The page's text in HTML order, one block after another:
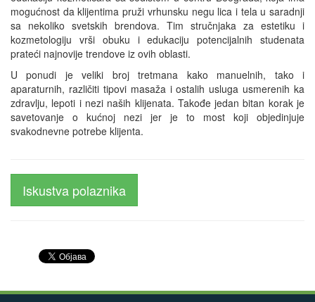
mogućnost da klijentima pruži vrhunsku negu lica i tela u saradnji
sa nekoliko svetskih brendova. Tim stručnjaka za estetiku i
kozmetologiju vrši obuku i edukaciju potencijalnih studenata
prateći najnovije trendove iz ovih oblasti.
U ponudi je veliki broj tretmana kako manuelnih, tako i
aparaturnih, različiti tipovi masaža i ostalih usluga usmerenih ka
zdravlju, lepoti i nezi naših klijenata. Takođe jedan bitan korak je
savetovanje o kućnoj nezi jer je to most koji objedinjuje
svakodnevne potrebe klijenta.
Iskustva polaznika